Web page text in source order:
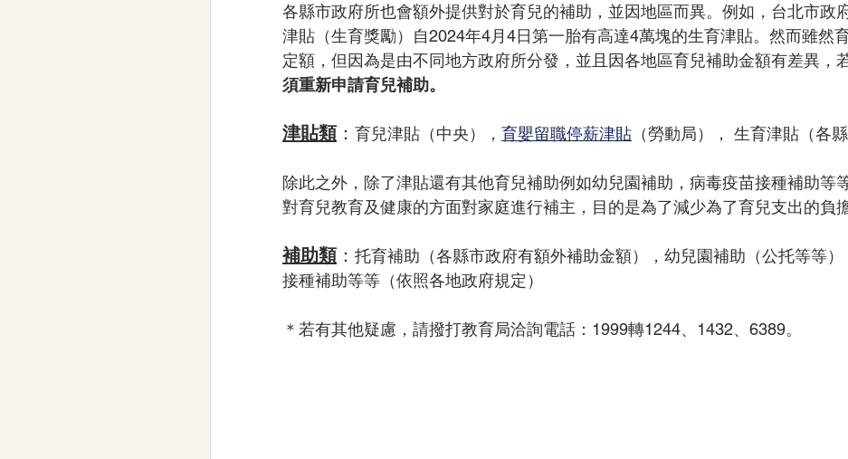
各縣市政府所也會額外提供對於育兒的補助，並因地區而異。例如，台北市政
津貼（生育獎勵）自2024年4月4日第一胎有高達4萬塊的生育津貼。然而雖然
定額，但因為是由不同地方政府所分發，並且因各地區育兒補助金額有差異，
須重新申請育兒補助。
津貼類： 育兒津貼（中央）， 育嬰留職停薪津貼 （勞動局）， 生育津貼（各
除此之外，除了津貼還有其他育兒補助例如幼兒園補助，病毒疫苗接種補助等
對育兒教育及健康的方面對家庭進行補主，目的是為了減少為了育兒支出的負擔
補助類： 托育補助（各縣市政府有額外補助金額），幼兒園補助（公托等等
接種補助等等（依照各地政府規定）
＊若有其他疑慮，請撥打教育局洽詢電話：1999轉1244、1432、6389。